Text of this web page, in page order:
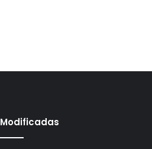
Modificadas